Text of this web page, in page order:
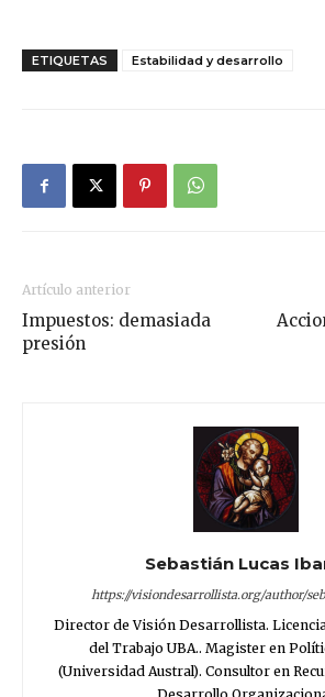
ETIQUETAS Estabilidad y desarrollo
Artículo anterior
Impuestos: demasiada
presión
Sebastián Lucas
https://visiondesarrollista.org/author/
Director de Visión Desarrollista.
del Trabajo UBA.. Magister en
(Universidad Austral). Consultor en